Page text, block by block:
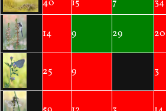
40 15 7 34
14 9 29 20
25 9 3